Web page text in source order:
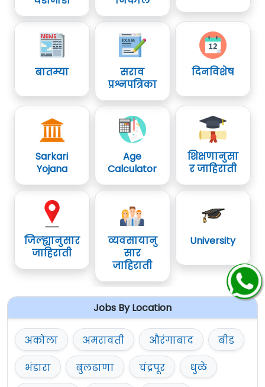
बातम्या
सराव
प्रश्नपत्रिका
दिनविशेष
Sarkari
Yojana
Age
Calculator
शिक्षणानुसा
र जाहिराती
जिल्ह्यानुसार
जाहिराती
व्यवसायानु
सार
जाहिराती
University
Jobs By Location
अकोला अमरावती औरंगाबाद
बीड
भंडारा
बुलढाणा चंद्रपूर
धुळे